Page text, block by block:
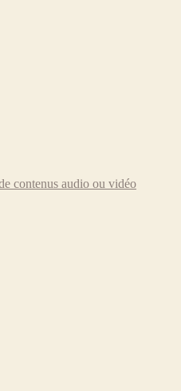
contenus audio ou vidéo